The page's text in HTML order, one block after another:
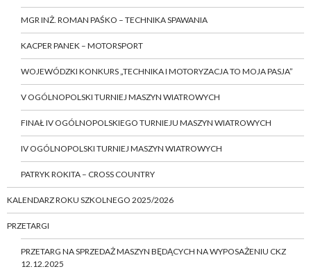
MGR INŻ. ROMAN PAŚKO – TECHNIKA SPAWANIA
KACPER PANEK – MOTORSPORT
WOJEWÓDZKI KONKURS „TECHNIKA I MOTORYZACJA TO MOJA PASJA”
V OGÓLNOPOLSKI TURNIEJ MASZYN WIATROWYCH
FINAŁ IV OGÓLNOPOLSKIEGO TURNIEJU MASZYN WIATROWYCH
IV OGÓLNOPOLSKI TURNIEJ MASZYN WIATROWYCH
PATRYK ROKITA – CROSS COUNTRY
KALENDARZ ROKU SZKOLNEGO 2025/2026
PRZETARGI
PRZETARG NA SPRZEDAŻ MASZYN BĘDĄCYCH NA WYPOSAŻENIU CKZ
12.12.2025